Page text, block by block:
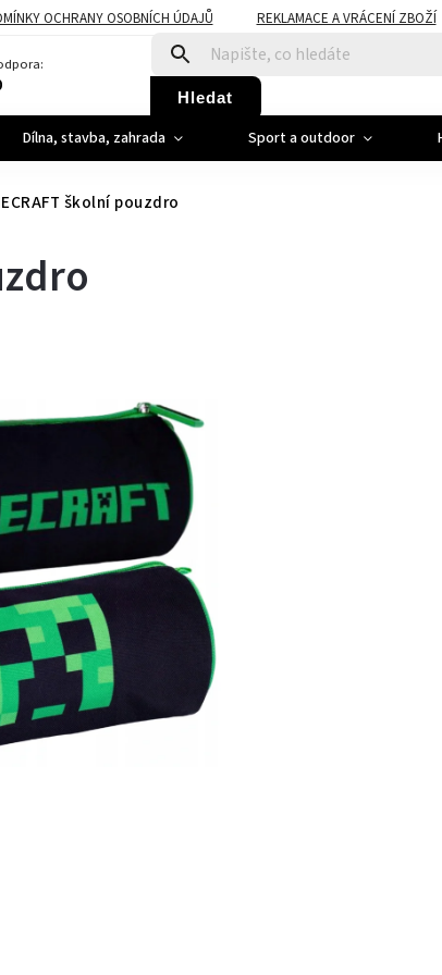
OCHRANY OSOBNÍCH ÚDAJŮ REKLAMACE A VRÁCENÍ ZBOŽÍ
Hledat
Dílna, stavba, zahrada Sport a outdoor
školní pouzdro